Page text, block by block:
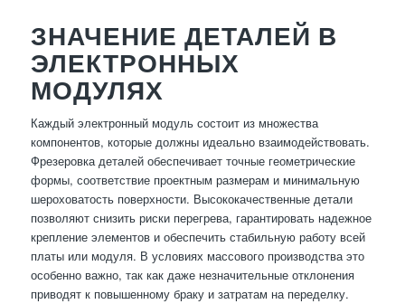
ЗНАЧЕНИЕ ДЕТАЛЕЙ В
ЭЛЕКТРОННЫХ
МОДУЛЯХ
Каждый электронный модуль состоит из множества
компонентов, которые должны идеально взаимодействовать.
Фрезеровка деталей обеспечивает точные геометрические
формы, соответствие проектным размерам и минимальную
шероховатость поверхности. Высококачественные детали
позволяют снизить риски перегрева, гарантировать надежное
крепление элементов и обеспечить стабильную работу всей
платы или модуля. В условиях массового производства это
особенно важно, так как даже незначительные отклонения
приводят к повышенному браку и затратам на переделку.